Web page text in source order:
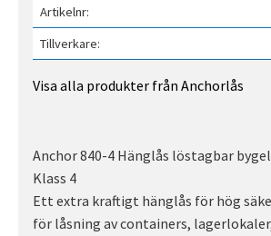
Artikelnr
Tillverkare
Visa alla produkter från Anchorlås
Anchor 840-4 Hänglås löstagbar
Klass 4
Ett extra kraftigt hänglås för hög
för låsning av containers,